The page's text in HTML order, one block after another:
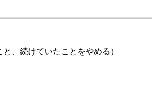
、続けていたことをやめる）